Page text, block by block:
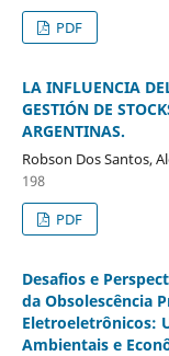
PDF
LA INFLUENCIA
GESTIÓN DE
ARGENTINAS.
Robson Dos Santos,
198
PDF
Desafios e
da Obsolescência
Eletroeletrônicos:
Ambientais e